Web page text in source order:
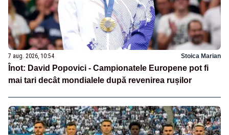
7 aug. 2026, 10:54 Stoica Marian
Înot: David Popovici - Campionatele Europene pot fi
mai tari decât mondialele după revenirea rușilor